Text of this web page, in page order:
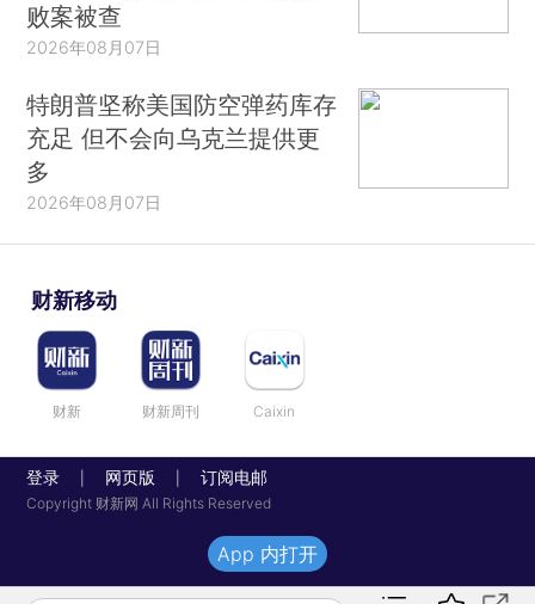
败案被查
2026年08月07日
特朗普坚称美国防空弹药库存
充足 但不会向乌克兰提供更
多
2026年08月07日
财新移动
财新 财新周刊 Caixin
登录 网页版 订阅电邮
Copyright 财新网 All Rights Reserved
App 内打开